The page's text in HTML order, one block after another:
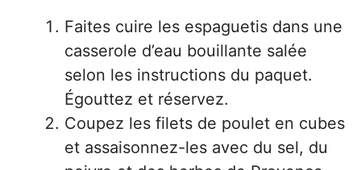
Faites cuire les espaguetis dans une
casserole d’eau bouillante salée
selon les instructions du paquet.
Égouttez et réservez.
Coupez les filets de poulet en cubes
et assaisonnez-les avec du sel, du